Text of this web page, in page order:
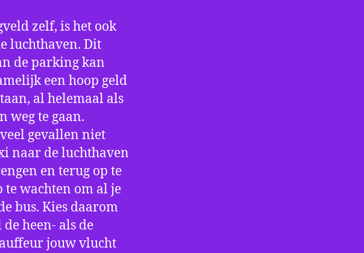
zelf, is het ook
luchthaven. Dit
de parking kan
een hoop geld
al helemaal als
weg te gaan.
gevallen niet
naar de luchthaven
en terug op te
wachten om al je
bus. Kies daarom
heen- als de
jouw vlucht